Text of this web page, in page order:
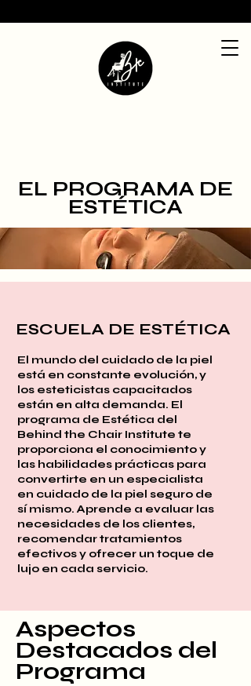
EL PROGRAMA DE
ESTÉTICA
ESCUELA DE ESTÉTICA
El mundo del cuidado de la piel
está en constante evolución, y
los esteticistas capacitados
están en alta demanda. El
programa de Estética del
Behind the Chair Institute te
proporciona el conocimiento y
las habilidades prácticas para
convertirte en un especialista
en cuidado de la piel seguro de
sí mismo. Aprende a evaluar las
necesidades de los clientes,
recomendar tratamientos
efectivos y ofrecer un toque de
lujo en cada servicio.
Aspectos
Destacados del
Programa